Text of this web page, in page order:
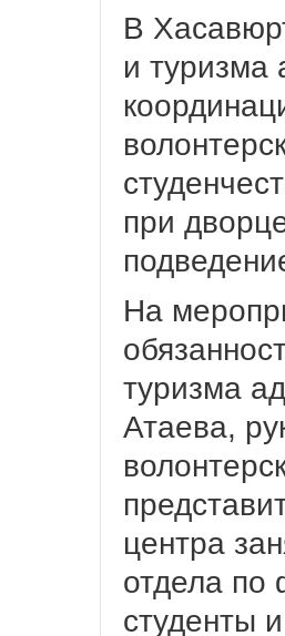
В
и туризма
при
На
туризма
Атаева,
центра
отдела по
студенты